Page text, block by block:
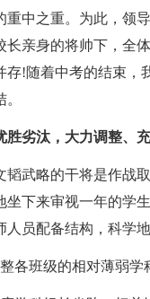
重中之重。为此，领
长亲身的将帅下，全
存!随着中考的结束，
胜劣汰，大力调整、
略的干将是作战取
坐下来审视一年的学
人员配备结构，科学
班级的相对薄弱学